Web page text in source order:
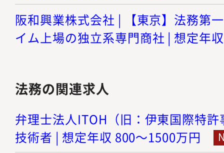
阪和興業株式会社 | 【東京】法務第
イム上場の独立系専門商社 | 想定年
法務の関連求人
弁理士法人ITOH（旧：伊東国際特
技術者 | 想定年収 800～1500万円